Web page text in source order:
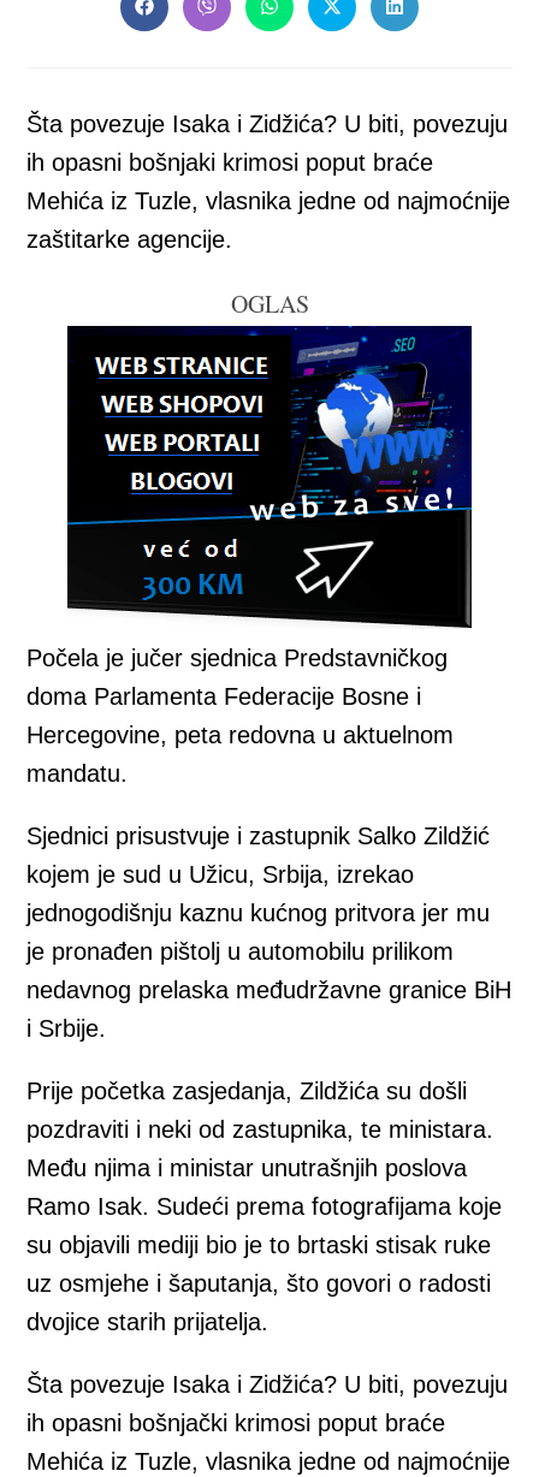
Opens
in
Opens
in
Opens
in
Opens
in
Opens
in
Šta povezuje Isaka i Zidžića? U biti, povezuju
ih opasni bošnjaki krimosi poput braće
Mehića iz Tuzle, vlasnika jedne od najmoćnije
zaštitarke agencije.
OGLAS
Počela je jučer sjednica Predstavničkog
doma Parlamenta Federacije Bosne i
Hercegovine, peta redovna u aktuelnom
mandatu.
Sjednici prisustvuje i zastupnik Salko Zildžić
kojem je sud u Užicu, Srbija, izrekao
jednogodišnju kaznu kućnog pritvora jer mu
je pronađen pištolj u automobilu prilikom
nedavnog prelaska međudržavne granice BiH
i Srbije.
Prije početka zasjedanja, Zildžića su došli
pozdraviti i neki od zastupnika, te ministara.
Među njima i ministar unutrašnjih poslova
Ramo Isak. Sudeći prema fotografijama koje
su objavili mediji bio je to brtaski stisak ruke
uz osmjehe i šaputanja, što govori o radosti
dvojice starih prijatelja.
Šta povezuje Isaka i Zidžića? U biti, povezuju
ih opasni bošnjački krimosi poput braće
Mehića iz Tuzle, vlasnika jedne od najmoćnije